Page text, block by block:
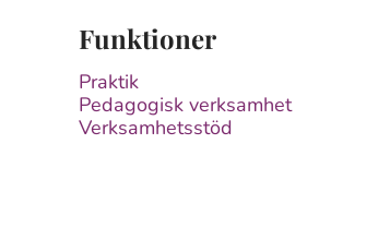
Funktioner
Praktik
Pedagogisk verksamhet
Verksamhetsstöd